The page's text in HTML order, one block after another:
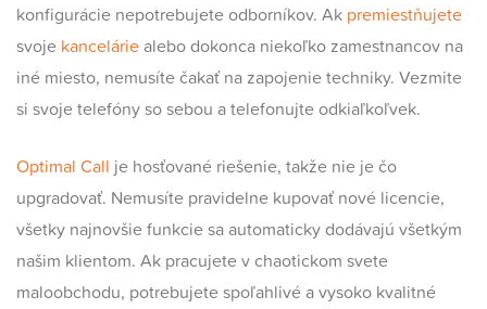
konfigurácie nepotrebujete odborníkov. Ak premiestňujete
svoje kanceláriealebo dokonca niekoľko zamestnancov na
iné miesto, nemusíte čakať na zapojenie techniky. Vezmite
si svoje telefóny so sebou a telefonujte odkiaľkoľvek.
Optimal Call je hosťované riešenie, takže nie je čo
upgradovať. Nemusíte pravidelne kupovať nové licencie,
všetky najnovšie funkcie sa automaticky dodávajú všetkým
našim klientom. Ak pracujete v chaotickom svete
maloobchodu, potrebujete spoľahlivé a vysoko kvalitné